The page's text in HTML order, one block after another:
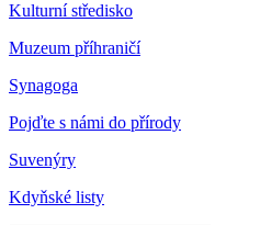
Kulturní středisko
Muzeum příhraničí
Synagoga
Pojďte s námi do přírody
Suvenýry
Kdyňské listy